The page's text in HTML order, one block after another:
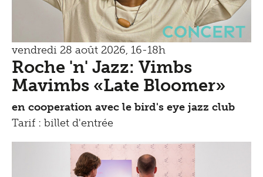
Concert
vendredi 28 août 2026, 16-18h
Roche 'n' Jazz: Vimbs
Mavimbs «Late Bloomer»
en cooperation avec le bird's eye jazz club
Tarif : billet d'entrée